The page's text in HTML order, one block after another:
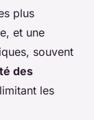
plus
et une
souvent
des
les